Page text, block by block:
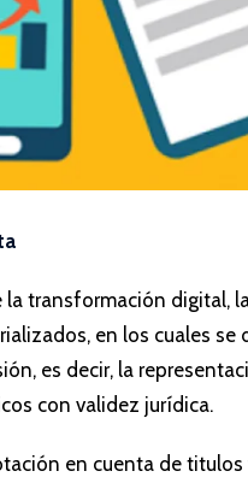
transformación digital,
en los cuales
es decir, la
con validez jurídica.
en cuenta de